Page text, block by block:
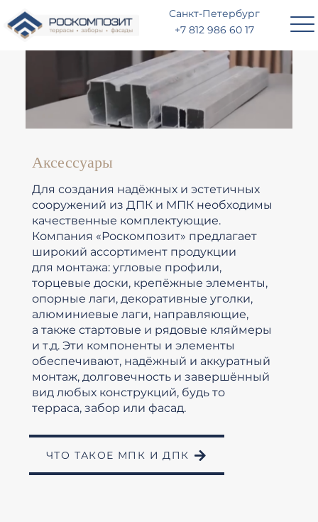
+7 495 136 87 76
Санкт-Петербург
+7 812 986 60 17
Аксессуары
Для создания надёжных и эстетичных
сооружений из ДПК и МПК необходимы
качественные комплектующие.
Компания «Роскомпозит» предлагает
широкий ассортимент продукции
для монтажа: угловые профили,
торцевые доски, крепёжные элементы,
опорные лаги, декоративные уголки,
алюминиевые лаги, направляющие,
а также стартовые и рядовые кляймеры
и т.д. Эти компоненты и элементы
обеспечивают, надёжный и аккуратный
монтаж, долговечность и завершённый
вид любых конструкций, будь то
терраса, забор или фасад.
ЧТО ТАКОЕ МПК И ДПК